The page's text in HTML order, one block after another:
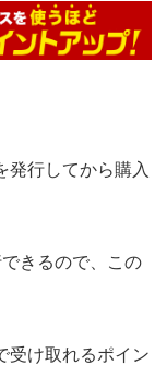
発行してから購入
きるので、この
受け取れるポイン